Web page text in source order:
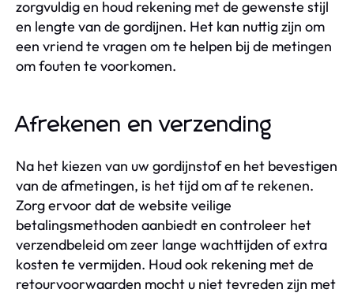
zorgvuldig en houd rekening met de gewenste stijl
en lengte van de gordijnen. Het kan nuttig zijn om
een vriend te vragen om te helpen bij de metingen
om fouten te voorkomen.
Afrekenen en verzending
Na het kiezen van uw gordijnstof en het bevestigen
van de afmetingen, is het tijd om af te rekenen.
Zorg ervoor dat de website veilige
betalingsmethoden aanbiedt en controleer het
verzendbeleid om zeer lange wachttijden of extra
kosten te vermijden. Houd ook rekening met de
retourvoorwaarden mocht u niet tevreden zijn met